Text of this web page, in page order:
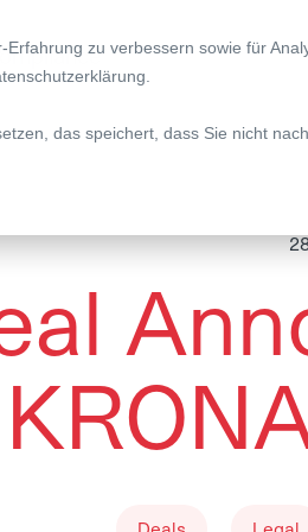
zu verbessern sowie für
das speichert, dass Sie nicht